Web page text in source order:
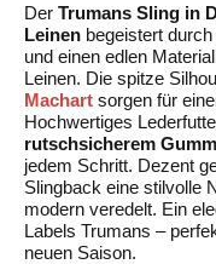
Der Trumans Sling in
Leinen begeistert
und einen edlen
Leinen. Die spitze
Machart sorgen für
Hochwertiges
rutschsicherem
jedem Schritt. Dezent
Slingback eine stilvolle
modern veredelt. Ein
Labels Trumans –
neuen Saison.